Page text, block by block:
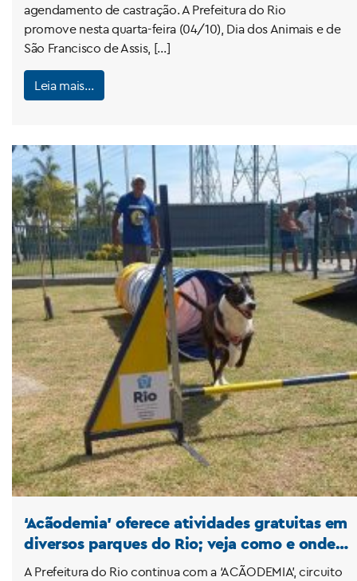
agendamento de castração. A Prefeitura do Rio
promove nesta quarta-feira (04/10), Dia dos Animais e de
São Francisco de Assis, […]
Leia mais…
‘Acãodemia’ oferece atividades gratuitas em
diversos parques do Rio; veja como e onde
inscrever o seu pet!
A Prefeitura do Rio continua com a ‘ACÃODEMIA’, circuito